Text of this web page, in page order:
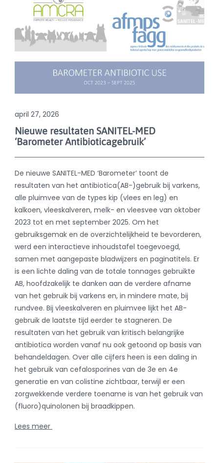
april 27, 2026
Nieuwe resultaten SANITEL-MED
‘Barometer Antibioticagebruik’
De nieuwe SANITEL-MED ‘Barometer’ toont de
resultaten van het antibiotica(AB-)gebruik bij varkens,
alle pluimvee van de types kip (vlees en leg) en
2023 tot en met september 2025. Om het
gebruiksgemak en de overzichtelijkheid te bevorderen,
werd een interactieve inhoudstafel toegevoegd,
samen met aangepaste bladwijzers en paginatitels. Er
is een lichte daling van de totale tonnages gebruikte
AB, hoofdzakelijk te danken aan de verdere afname
van het gebruik bij varkens en, in mindere mate, bij
rundvee. Bij vleeskalveren en pluimvee lijkt het AB-
gebruik de laatste tijd eerder te stagneren. De
resultaten van het gebruik van kritisch belangrijke
antibiotica worden vanaf nu ook getoond op basis van
behandeldagen. Over alle cijfers heen is een daling in
het gebruik van cefalosporines van de 3e en 4e
generatie en van colistine zichtbaar, terwijl er een
zorgwekkende verdere toename is van het gebruik van
(fluoro)quinolonen bij braadkippen.
Lees meer